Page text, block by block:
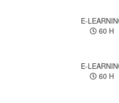
E-
60 H
E-
60 H